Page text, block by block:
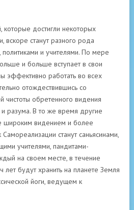
достигли некоторых
вскоре станут разного рода
и учителями. По мере
и больше вступает в свои
эффективно работать во всех
отождествившись со
чистоты обретенного видения
и разума. В то же время другие
широким видением и более
станут саньясинами,
учителями, пандитами-
на своем месте, в течение
будут хранить на планете Земля
йоги, ведущем к